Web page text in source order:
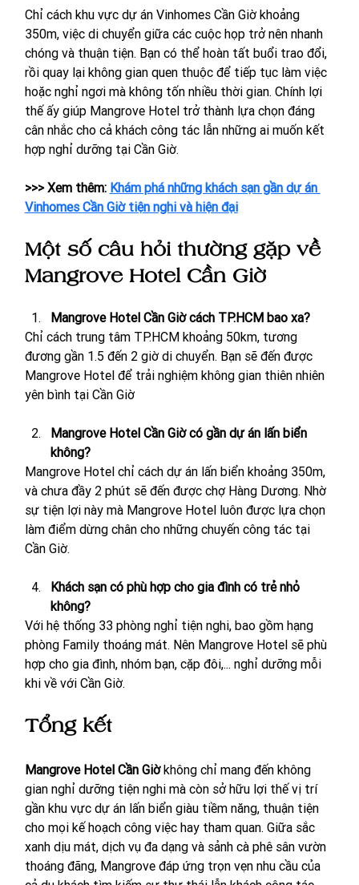
Chỉ cách khu vực dự án Vinhomes Cần Giờ khoảng
350m, việc di chuyển giữa các cuộc họp trở nên nhanh
chóng và thuận tiện. Bạn có thể hoàn tất buổi trao đổi,
rồi quay lại không gian quen thuộc để tiếp tục làm việc
hoặc nghỉ ngơi mà không tốn nhiều thời gian. Chính lợi
thế ấy giúp Mangrove Hotel trở thành lựa chọn đáng
cân nhắc cho cả khách công tác lẫn những ai muốn kết
hợp nghỉ dưỡng tại Cần Giờ.
>>> Xem thêm: Khám phá những khách sạn gần dự án
Vinhomes Cần Giờ tiện nghi và hiện đại
Một số câu hỏi thường gặp về
Mangrove Hotel Cần Giờ
Mangrove Hotel Cần Giờ cách TP.HCM bao xa?
Chỉ cách trung tâm TP.HCM khoảng 50km, tương
đương gần 1.5 đến 2 giờ di chuyển. Bạn sẽ đến được
Mangrove Hotel để trải nghiệm không gian thiên nhiên
yên bình tại Cần Giờ
Mangrove Hotel Cần Giờ có gần dự án lấn biển
không?
Mangrove Hotel chỉ cách dự án lấn biển khoảng 350m,
và chưa đầy 2 phút sẽ đến được chợ Hàng Dương. Nhờ
sự tiện lợi này mà Mangrove Hotel luôn được lựa chọn
làm điểm dừng chân cho những chuyến công tác tại
Cần Giờ.
Khách sạn có phù hợp cho gia đình có trẻ nhỏ
không?
Với hệ thống 33 phòng nghỉ tiện nghi, bao gồm hạng
phòng Family thoáng mát. Nên Mangrove Hotel sẽ phù
hợp cho gia đình, nhóm bạn, cặp đôi,... nghỉ dưỡng mỗi
khi về với Cần Giờ.
Tổng kết
Mangrove Hotel Cần Giờ không chỉ mang đến không
gian nghỉ dưỡng tiện nghi mà còn sở hữu lợi thế vị trí
gần khu vực dự án lấn biển giàu tiềm năng, thuận tiện
cho mọi kế hoạch công việc hay tham quan. Giữa sắc
xanh dịu mát, dịch vụ đa dạng và sảnh cà phê sân vườn
thoáng đãng, Mangrove đáp ứng trọn vẹn nhu cầu của